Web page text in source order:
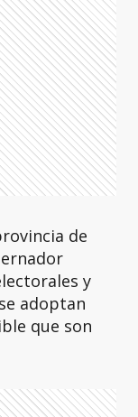
de
y
adoptan
que son